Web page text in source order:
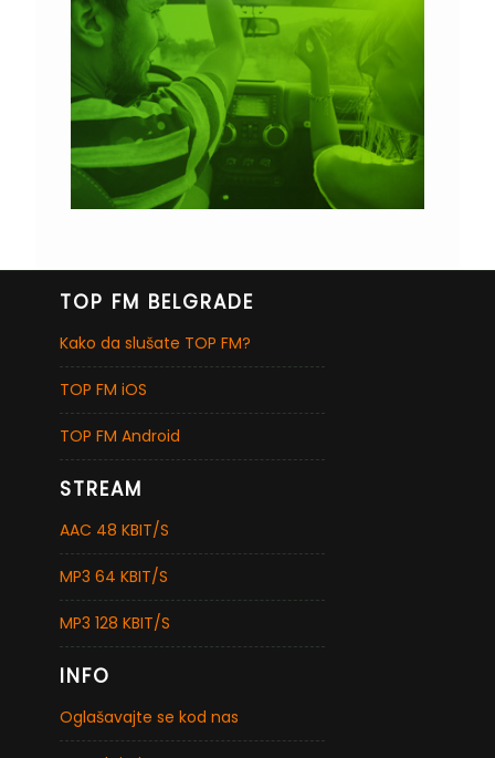
TOP FM BELGRADE
Kako da slušate TOP FM?
TOP FM iOS
TOP FM Android
STREAM
AAC 48 KBIT/S
MP3 64 KBIT/S
MP3 128 KBIT/S
INFO
Oglašavajte se kod nas